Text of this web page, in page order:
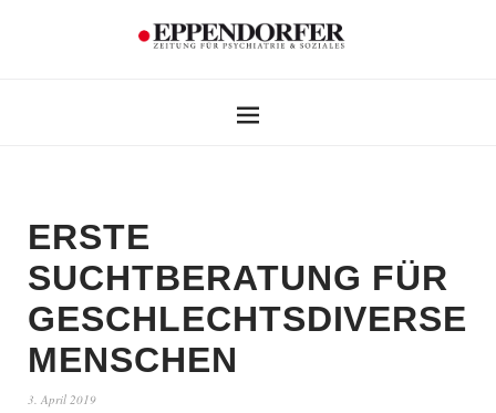
ERSTE
SUCHTBERATUNG FÜR
GESCHLECHTSDIVERSE
MENSCHEN
3. April 2019